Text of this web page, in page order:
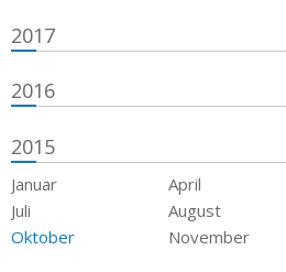
2017
2016
2015
Januar April
Juli
August
Oktober
November